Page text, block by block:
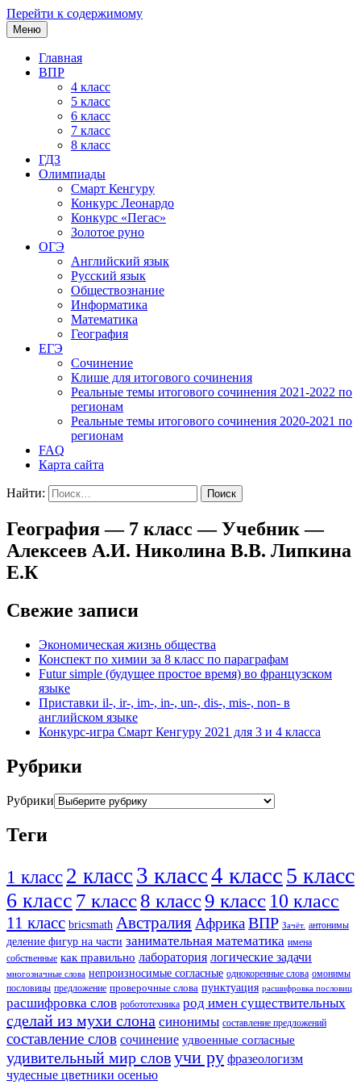
Перейти к содержимому
Меню
Главная
ВПР
4 класс
5 класс
6 класс
7 класс
8 класс
ГДЗ
Олимпиады
Смарт Кенгуру
Конкурс Леонардо
Конкурс «Пегас»
Золотое руно
ОГЭ
Английский язык
Русский язык
Обществознание
Информатика
Математика
География
ЕГЭ
Cочинение
Клише для итогового сочинения
Реальные темы итогового сочинения 2021-2022 по
регионам
Реальные темы итогового сочинения 2020-2021 по
регионам
FAQ
Карта сайта
Найти:
География — 7 класс — Учебник —
Алексеев А.И. Николина В.В. Липкина
Е.К
Свежие записи
Экономическая жизнь общества
Конспект по химии за 8 класс по параграфам
Futur simple (будущее простое время) во французском
языке
Приставки il-, ir-, im-, in-, un-, dis-, mis-, non- в
английском языке
Конкурс-игра Смарт Кенгуру 2021 для 3 и 4 класса
Рубрики
Рубрики
Теги
1 класс2 класс3 класс4 класс5 класс
6 класс 7 класс8 класс9 класс 10 класс
11 класс bricsmath АвстралияАфрикаВПР Зачёт. антонимы
деление фигур на части занимательная математика имена
собственные как правильно лаборатория логические задачи
многозначные слова непроизносимые согласные однокоренные слова омонимы
пословицы предложение проверочные слова пунктуация расшифровка пословиц
расшифровка слов робототехника род имен существительных
сделай из мухи слона синонимы составление предложений
составление слов сочинение удвоенные согласные
удивительный мир словучи ру фразеологизм
чудесные цветники осенью